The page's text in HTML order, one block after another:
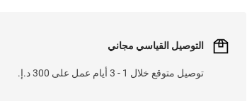
التوصيل القياسي مجاني
توصيل متوقع خلال 1 - 3 أيام عمل على 300 د.إ.